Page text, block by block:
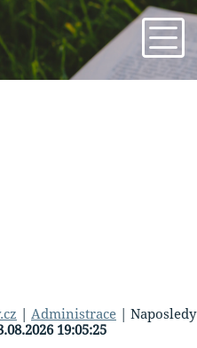
Administrace | Naposledy
19:05:25